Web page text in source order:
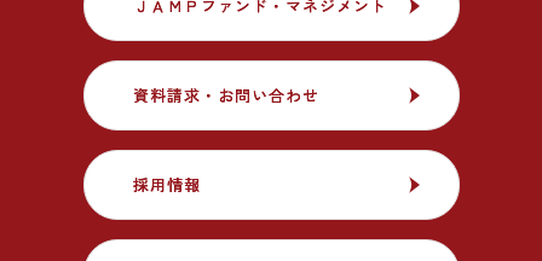
ＪＡＭＰファンド・マネジメント
ＪＡＭＰファンド・マネジメント
資料請求・お問い合わせ
資料請求・お問い合わせ
採用情報
採用情報